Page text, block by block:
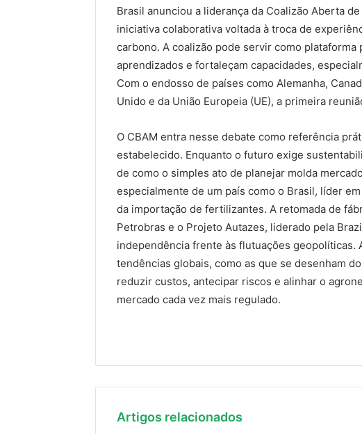
Brasil anunciou a liderança da Coalizão Aberta
iniciativa colaborativa voltada à troca de
carbono. A coalizão pode servir como
aprendizados e fortaleçam capacidades,
Com o endosso de países como Alemanha,
Unido e da União Europeia (UE), a primeira
O CBAM entra nesse debate como referência
estabelecido. Enquanto o futuro exige
de como o simples ato de planejar molda
especialmente de um país como o Brasil, líder
da importação de fertilizantes. A retomada de
Petrobras e o Projeto Autazes, liderado pela
independência frente às flutuações geopolíticas.
tendências globais, como as que se desenham
reduzir custos, antecipar riscos e alinhar o
mercado cada vez mais regulado.
Artigos relacionados